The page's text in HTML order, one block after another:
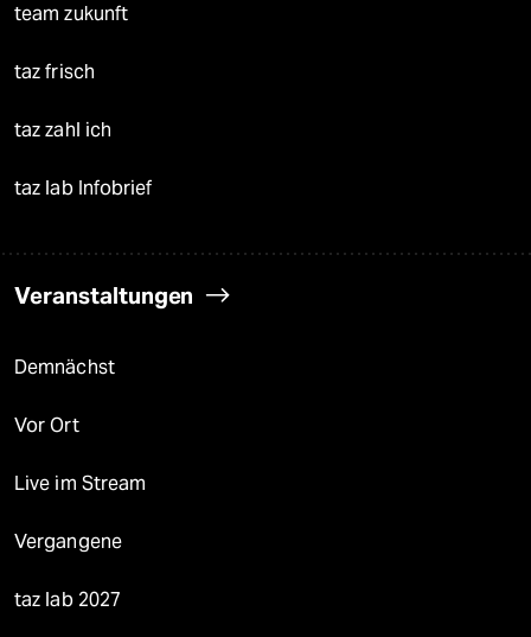
team zukunft
taz frisch
taz zahl ich
taz lab Infobrief
Veranstaltungen
Demnächst
Vor Ort
Live im Stream
Vergangene
taz lab 2027